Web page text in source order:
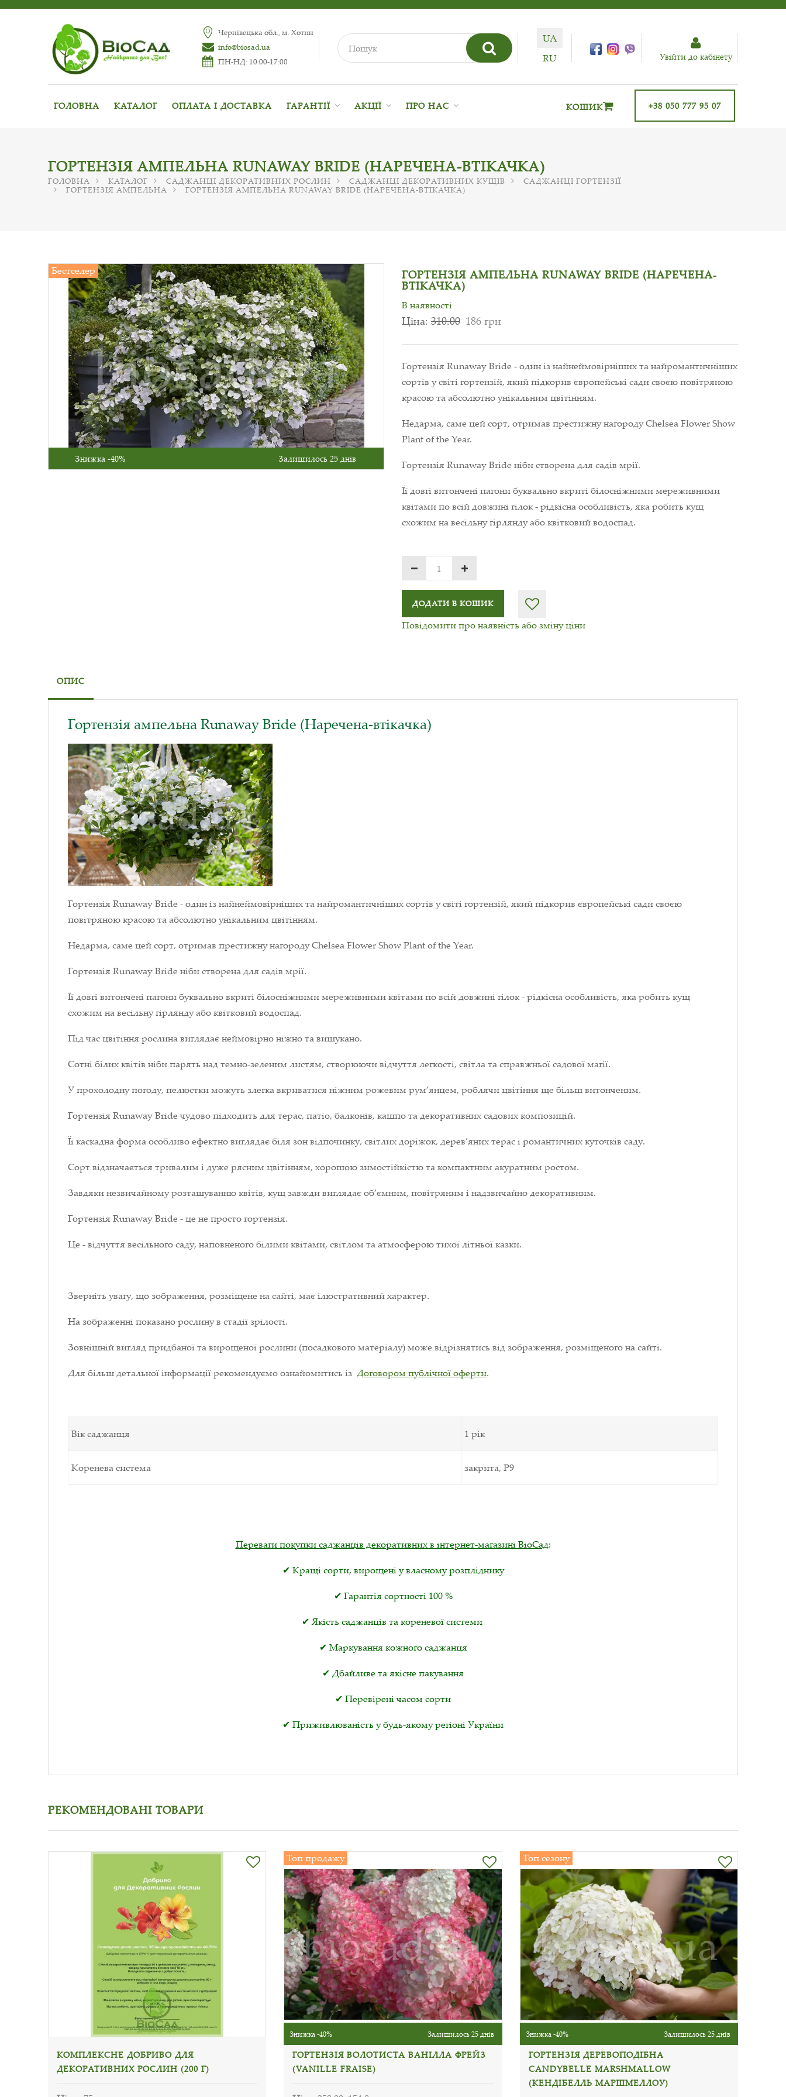
Чернівецька обл., м. Хотин
info@biosad.ua
ПН-НД: 10:00-17:00
UA
RU
Увiйти до кабiнету
ГОЛОВНА КАТАЛОГ ОПЛАТА І ДОСТАВКА ГАРАНТІЇ АКЦІЇ ПРО НАС +38 050 777 95 07
КОШИК
ГОРТЕНЗІЯ АМПЕЛЬНА RUNAWAY BRIDE (НАРЕЧЕНА-ВТІКАЧКА)
ГОЛОВНА КАТАЛОГ САДЖАНЦІ ДЕКОРАТИВНИХ РОСЛИН САДЖАНЦІ ДЕКОРАТИВНИХ КУЩІВ
САДЖАНЦІ ГОРТЕНЗІЇ
ГОРТЕНЗІЯ АМПЕЛЬНА
ГОРТЕНЗІЯ АМПЕЛЬНА RUNAWAY BRIDE (НАРЕЧЕНА-ВТІКАЧКА)
Бестселер
Знижка -40% Залишилось 25 днів
ГОРТЕНЗІЯ АМПЕЛЬНА RUNAWAY BRIDE (НАРЕЧЕНА-
ВТІКАЧКА)
В наявності
Ціна: 310.00 186 грн
Гортензія Runaway Bride - один із найнеймовірніших та найромантичніших
сортів у світі гортензій, який підкорив європейські сади своєю повітряною
красою та абсолютно унікальним цвітінням.
Недарма, саме цей сорт, отримав престижну нагороду Chelsea Flower Show
Plant of the Year.
Гортензія Runaway Bride ніби створена для садів мрії.
Її довгі витончені пагони буквально вкриті білосніжними мереживними
квітами по всій довжині гілок - рідкісна особливість, яка робить кущ
схожим на весільну гірлянду або квітковий водоспад.
ДОДАТИ В КОШИК
Повідомити про наявність або зміну ціни
ОПИС
Гортензія ампельна Runaway Bride (Наречена-втікачка)
Гортензія Runaway Bride - один із найнеймовірніших та найромантичніших сортів у світі гортензій, який підкорив європейські сади своєю
повітряною красою та абсолютно унікальним цвітінням.
Недарма, саме цей сорт, отримав престижну нагороду Chelsea Flower Show Plant of the Year.
Гортензія Runaway Bride ніби створена для садів мрії.
Її довгі витончені пагони буквально вкриті білосніжними мереживними квітами по всій довжині гілок - рідкісна особливість, яка робить кущ
схожим на весільну гірлянду або квітковий водоспад.
Під час цвітіння рослина виглядає неймовірно ніжно та вишукано.
Сотні білих квітів ніби парять над темно-зеленим листям, створюючи відчуття легкості, світла та справжньої садової магії.
У прохолодну погоду, пелюстки можуть злегка вкриватися ніжним рожевим рум’янцем, роблячи цвітіння ще більш витонченим.
Гортензія Runaway Bride чудово підходить для терас, патіо, балконів, кашпо та декоративних садових композицій.
Її каскадна форма особливо ефектно виглядає біля зон відпочинку, світлих доріжок, дерев’яних терас і романтичних куточків саду.
Сорт відзначається тривалим і дуже рясним цвітінням, хорошою зимостійкістю та компактним акуратним ростом.
Завдяки незвичайному розташуванню квітів, кущ завжди виглядає об’ємним, повітряним і надзвичайно декоративним.
Гортензія Runaway Bride - це не просто гортензія.
Це - відчуття весільного саду, наповненого білими квітами, світлом та атмосферою тихої літньої казки.
Зверніть увагу, що зображення, розміщене на сайті, має ілюстративний характер.
На зображенні показано рослину в стадії зрілості.
Зовнішній вигляд придбаної та вирощеної рослини (посадкового матеріалу) може відрізнятись від зображення, розміщеного на сайті.
Для більш детальної інформації рекомендуємо ознайомитись із Договором публічної оферти.
Вік саджанця 1 рік
Коренева система закрита, Р9
Переваги покупки саджанців декоративних в інтернет-магазині ВіоСад:
✔ Кращі сорти, вирощені у власному розпліднику
✔ Гарантія сортності 100 %
✔ Якість саджанців та кореневої системи
✔ Маркування кожного саджанця
✔ Дбайливе та якісне пакування
✔ Перевірені часом сорти
✔ Приживлюваність у будь-якому регіоні України
РЕКОМЕНДОВАНІ ТОВАРИ
КОМПЛЕКСНЕ ДОБРИВО ДЛЯ
ДЕКОРАТИВНИХ РОСЛИН (200 Г)
Топ продажу
Знижка -40% Залишилось 25 днів
ГОРТЕНЗІЯ ВОЛОТИСТА ВАНІЛЛА ФРЕЙЗ
(VANILLE FRAISE)
Топ сезону
Знижка -40% Залишилось 25 днів
ГОРТЕНЗІЯ ДЕРЕВОПОДІБНА
CANDYBELLE MARSHMALLOW
(КЕНДІБЕЛЛЬ МАРШМЕЛЛОУ)